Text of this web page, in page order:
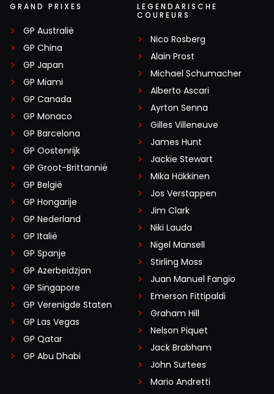
GRAND PRIXES
GP Australië
GP China
GP Japan
GP Miami
GP Canada
GP Monaco
GP Barcelona
GP Oostenrijk
GP Groot-Brittannië
GP België
GP Hongarije
GP Nederland
GP Italië
GP Spanje
GP Azerbeidzjan
GP Singapore
GP Verenigde Staten
GP Las Vegas
GP Qatar
GP Abu Dhabi
LEGENDARISCHE
COUREURS
Nico Rosberg
Alain Prost
Michael Schumacher
Alberto Ascari
Ayrton Senna
Gilles Villeneuve
James Hunt
Jackie Stewart
Mika Häkkinen
Jos Verstappen
Jim Clark
Niki Lauda
Nigel Mansell
Stirling Moss
Juan Manuel Fangio
Emerson Fittipaldi
Graham Hill
Nelson Piquet
Jack Brabham
John Surtees
Mario Andretti